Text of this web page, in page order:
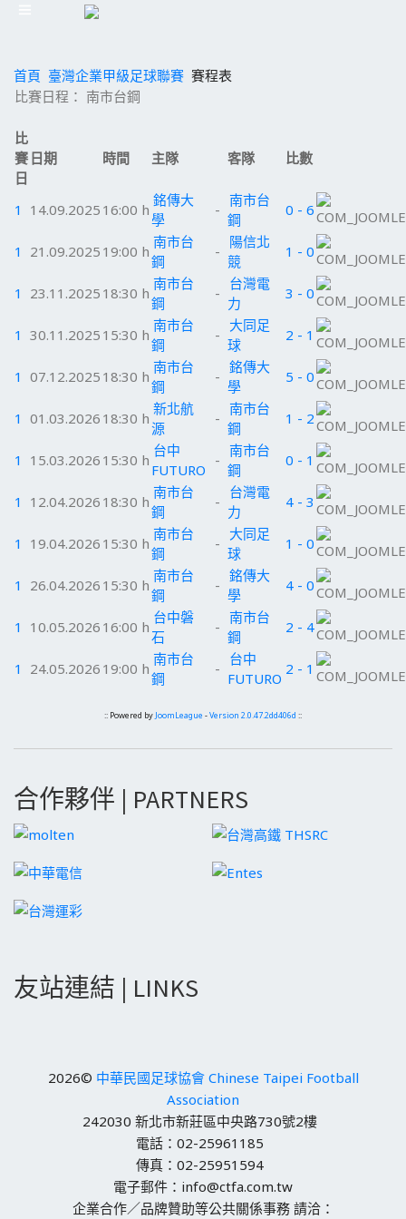
首頁 臺灣企業甲級足球聯賽 賽程表
比賽日程： 南市台鋼
比
賽
日
日期 時間 主隊 客隊 比數
1 14.09.2025 16:00 h
銘傳大
學
-
南市台
鋼
0 - 6
1 21.09.2025 19:00 h
南市台
鋼
-
陽信北
競
1 - 0
1 23.11.2025 18:30 h
南市台
鋼
-
台灣電
力
3 - 0
1 30.11.2025 15:30 h
南市台
鋼
-
大同足
球
2 - 1
1 07.12.2025 18:30 h
南市台
鋼
-
銘傳大
學
5 - 0
1 01.03.2026 18:30 h
新北航
源
-
南市台
鋼
1 - 2
1 15.03.2026 15:30 h
台中
FUTURO
-
南市台
鋼
0 - 1
1 12.04.2026 18:30 h
南市台
鋼
-
台灣電
力
4 - 3
1 19.04.2026 15:30 h
南市台
鋼
-
大同足
球
1 - 0
1 26.04.2026 15:30 h
南市台
鋼
-
銘傳大
學
4 - 0
1 10.05.2026 16:00 h
台中磐
石
-
南市台
鋼
2 - 4
1 24.05.2026 19:00 h
南市台
鋼
-
台中
FUTURO
2 - 1
:: Powered by JoomLeague -Version 2.0.47.2dd406d ::
合作夥伴 | PARTNERS
友站連結 | LINKS
2026© 中華民國足球協會 Chinese Taipei Football
Association
242030 新北市新莊區中央路730號2樓
電話：02-25961185
傳真：02-25951594
電子郵件：info@ctfa.com.tw
企業合作／品牌贊助等公共關係事務 請洽：